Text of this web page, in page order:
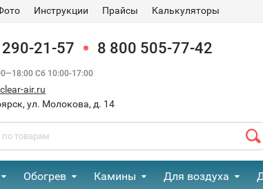
Инструкции Прайсы Калькуляторы
21-57 8 800 505-77-42
Сб 10:00-17:00
air.ru
ул. Молокова, д. 14
Обогрев Камины Для воздуха